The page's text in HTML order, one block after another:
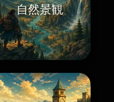
自然景観